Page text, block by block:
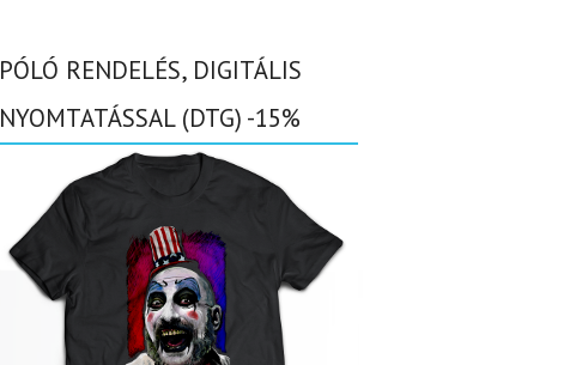
PÓLÓ RENDELÉS, DIGITÁLIS
NYOMTATÁSSAL (DTG) -15%